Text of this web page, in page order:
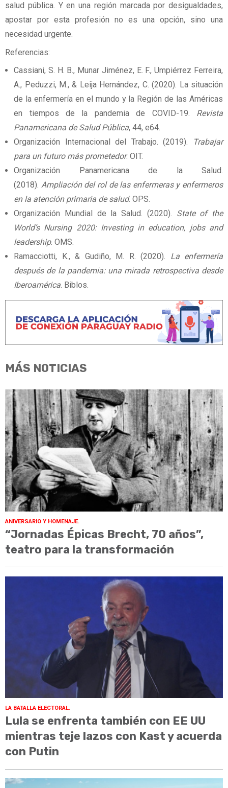
salud pública. Y en una región marcada por desigualdades,
apostar por esta profesión no es una opción, sino una
necesidad urgente.
Referencias:
Cassiani, S. H. B., Munar Jiménez, E. F., Umpiérrez Ferreira,
A., Peduzzi, M., & Leija Hernández, C. (2020). La situación
de la enfermería en el mundo y la Región de las Américas
en tiempos de la pandemia de COVID-19. Revista
Panamericana de Salud Pública, 44, e64.
Organización Internacional del Trabajo. (2019).
Trabajar
para un futuro más prometedor. OIT.
Organización Panamericana de la Salud.
(2018). Ampliación del rol de las enfermeras y enfermeros
en la atención primaria de salud. OPS.
Organización Mundial de la Salud. (2020). State of the
World’s Nursing 2020: Investing in education, jobs and
leadership. OMS.
Ramacciotti, K., & Gudiño, M. R. (2020). La enfermería
después de la pandemia: una mirada retrospectiva desde
Iberoamérica. Biblos.
MÁS NOTICIAS
ANIVERSARIO Y HOMENAJE.
“Jornadas Épicas Brecht, 70 años”,
teatro para la transformación
LA BATALLA ELECTORAL.
Lula se enfrenta también con EE UU
mientras teje lazos con Kast y acuerda
con Putin